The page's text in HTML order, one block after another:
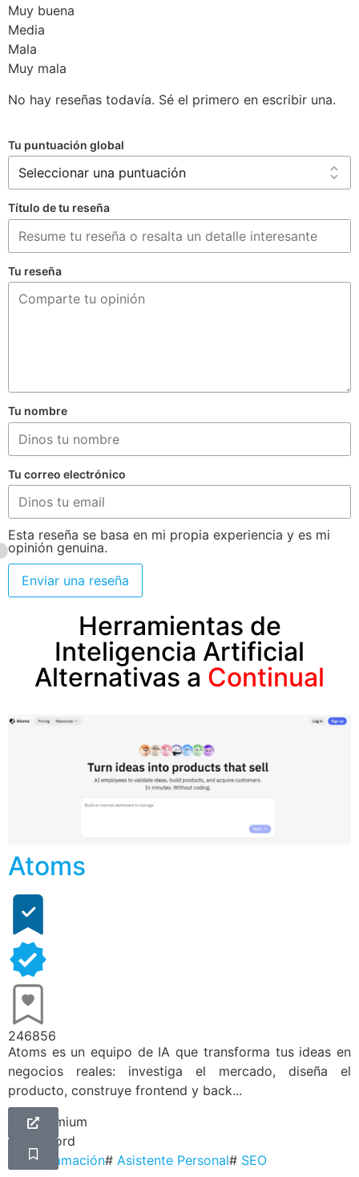
Muy buena
Media
Mala
Muy mala
No hay reseñas todavía. Sé el primero en escribir una.
Tu puntuación global
Título de tu reseña
Tu reseña
Tu nombre
Tu correo electrónico
Esta reseña se basa en mi propia experiencia y es mi
opinión genuina.
Enviar una reseña
Herramientas de
Inteligencia Artificial
Alternativas a Continual
Atoms
246856
Atoms es un equipo de IA que transforma tus ideas en
negocios reales: investiga el mercado, diseña el
producto, construye frontend y back...
Freemium
Discord
Programación# Asistente Personal# SEO